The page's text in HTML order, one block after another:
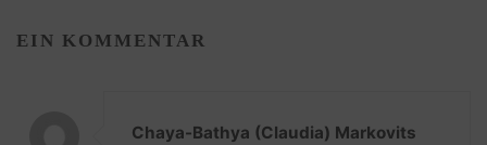
EIN KOMMENTAR
Chaya-Bathya (Claudia) Markovits